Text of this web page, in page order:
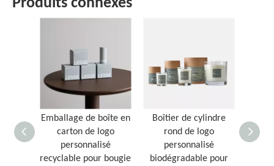
Produits connexes
Emballage de boîte en
carton de logo
personnalisé
recyclable pour bougie
Boîtier de cylindre
rond de logo
personnalisé
biodégradable pour